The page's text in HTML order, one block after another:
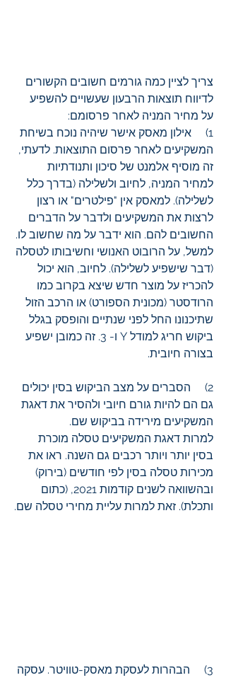
צריך לציין כמה גורמים חשובים הקשורים
לדיווח תוצאות הרבעון שעשויים להשפיע
על מחיר המניה לאחר פרסומם:
1)     אילון מאסק אישר שיהיה נוכח בשיחת
המשקיעים לאחר פרסום התוצאות. לדעתי,
זה מוסיף אלמנט של סיכון ותנודתיות
למחיר המניה, לחיוב ולשלילה (בדרך כלל
לשלילה). למאסק אין "פילטרים" או רצון
לרצות את המשקיעים ולדבר על הדברים
החשובים להם. הוא ידבר על מה שחשוב לו.
למשל, על הרובוט האנושי וחשיבותו לטסלה
(דבר שישפיע לשלילה). לחיוב, הוא יכול
להכריז על מוצר חדש שיצא בקרוב כמו
הרודסטר (מכונית הספורט) או הרכב הזול
שתיכנונו החל לפני שנתיים והופסק בגלל
ביקוש חריג למודל Y ו- 3. זה כמובן ישפיע
בצורה חיובית.
2)     הסברים על מצב הביקוש בסין יכולים
גם הם להיות גורם חיובי ולהסיר את דאגת
המשקיעים מירידה בביקוש שם.
למרות דאגת המשקיעים טסלה מוכרת
בסין יותר ויותר רכבים גם השנה. ראו את
מכירות טסלה בסין לפי חודשים (בירוק)
ובהשוואה לשנים קודמות 2021, (כתום
ותכלת). זאת למרות עליית מחירי טסלה שם.
3)     הבהרות לעסקת מאסק-טוויטר. עסקה